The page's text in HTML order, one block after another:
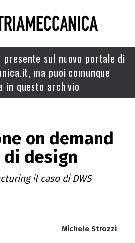
presente sul nuovo portale di
ma puoi comunque
in questo archivio
on demand
design
il caso di DWS
Michele Strozzi